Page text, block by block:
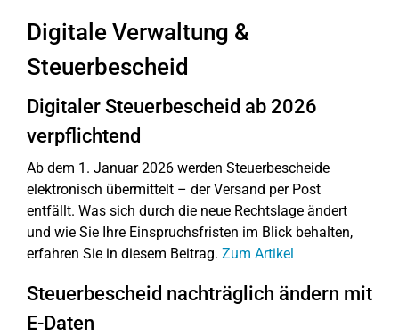
Digitale Verwaltung &
Steuerbescheid
Digitaler Steuerbescheid ab 2026
verpflichtend
Ab dem 1. Januar 2026 werden Steuerbescheide
elektronisch übermittelt – der Versand per Post
entfällt. Was sich durch die neue Rechtslage ändert
und wie Sie Ihre Einspruchsfristen im Blick behalten,
erfahren Sie in diesem Beitrag. Zum Artikel
Steuerbescheid nachträglich ändern mit
E-Daten